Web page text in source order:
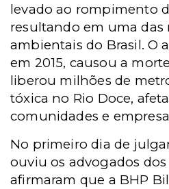
levado ao rompimento
resultando em uma das
ambientais do Brasil. O
em 2015, causou a
liberou milhões de
tóxica no Rio Doce,
comunidades e
No primeiro dia de
ouviu os advogados
afirmaram que a BHP